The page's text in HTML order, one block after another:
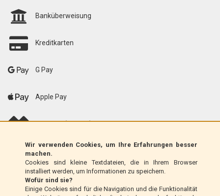
Wir verwenden Cookies, um Ihre Erfahrungen besser
machen.
Cookies sind kleine Textdateien, die in Ihrem Browser
installiert werden, um Informationen zu speichern.
Wofür sind sie?
Einige Cookies sind für die Navigation und die Funktionalität
Banküberweisung
Kreditkarten
G Pay
Apple Pay
scalapay (EU only)
Klarna (nur EU)
Zahlungsanweisung (nur Italien)